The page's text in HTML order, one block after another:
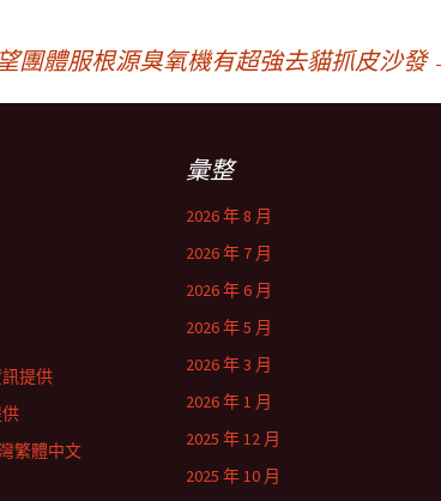
團體服根源臭氧機有超強去貓抓皮沙發
彙整
2026 年 8 月
2026 年 7 月
2026 年 6 月
2026 年 5 月
2026 年 3 月
2026 年 1 月
2025 年 12 月
2025 年 10 月
提供
繁體中文